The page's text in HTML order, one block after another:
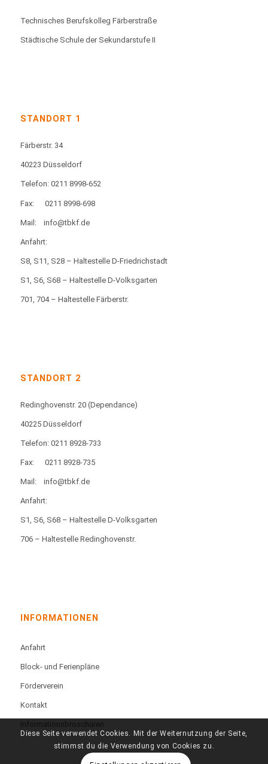
Technisches Berufskolleg Färberstraße
Städtische Schule der Sekundarstufe II
STANDORT 1
Färberstr. 34
40223 Düsseldorf
Telefon: 0211 8998-652
Fax: 0211 8998-698
Mail: info@tbkf.de
Anfahrt:
S8, S11, S28 – Haltestelle D-Friedrichstadt
S1, S6, S68 – Haltestelle D-Volksgarten
701, 704 – Haltestelle Färberstr.
STANDORT 2
Redinghovenstr. 20 (Dependance)
40225 Düsseldorf
Telefon: 0211 8928-733
Fax: 0211 8928-735
Mail: info@tbkf.de
Anfahrt:
S1, S6, S68 – Haltestelle D-Volksgarten
706 – Haltestelle Redinghovenstr.
INFORMATIONEN
Anfahrt
Block- und Ferienpläne
Förderverein
Kontakt
Informationsbroschüren
Diese Seite verwendet Cookies. Mit der Weiternutzung der Seite,
stimmst du die Verwendung von Cookies zu.